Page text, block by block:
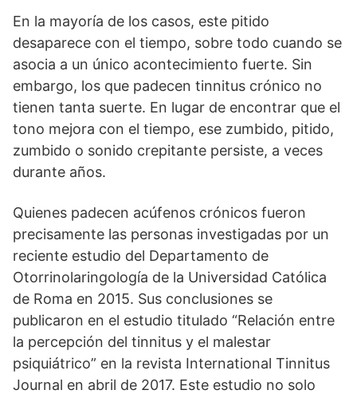
En la mayoría de los casos, este pitido
desaparece con el tiempo, sobre todo cuando se
asocia a un único acontecimiento fuerte. Sin
embargo, los que padecen tinnitus crónico no
tienen tanta suerte. En lugar de encontrar que el
tono mejora con el tiempo, ese zumbido, pitido,
zumbido o sonido crepitante persiste, a veces
durante años.
Quienes padecen acúfenos crónicos fueron
precisamente las personas investigadas por un
reciente estudio del Departamento de
Otorrinolaringología de la Universidad Católica
de Roma en 2015. Sus conclusiones se
publicaron en el estudio titulado “Relación entre
la percepción del tinnitus y el malestar
psiquiátrico” en la revista International Tinnitus
Journal en abril de 2017. Este estudio no solo